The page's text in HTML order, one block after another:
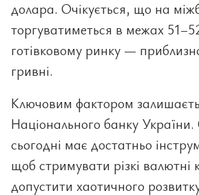
долара. Очікується, що на
торгуватиметься в межах
готівковому ринку —
гривні.
Ключовим фактором
Національного банку
сьогодні має достатньо
щоб стримувати різкі валютні
допустити хаотичного